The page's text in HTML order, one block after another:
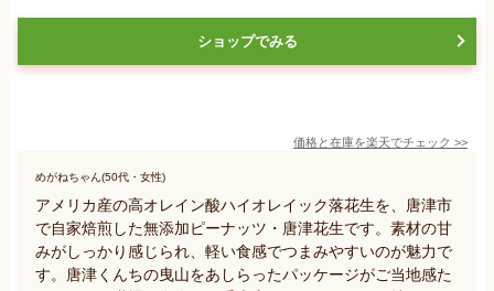
ショップでみる
価格と在庫を楽天でチェック >>
めがねちゃん(50代・女性)
アメリカ産の高オレイン酸ハイオレイック落花生を、唐津市
で自家焙煎した無添加ピーナッツ・唐津花生です。素材の甘
みがしっかり感じられ、軽い食感でつまみやすいのが魅力で
す。唐津くんちの曳山をあしらったパッケージがご当地感た